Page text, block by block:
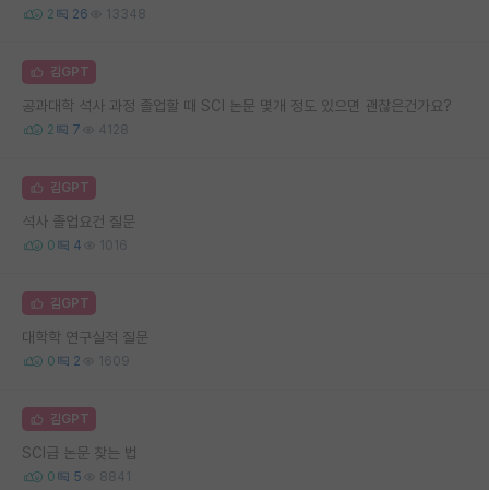
2 26 13348
김GPT
공과대학 석사 과정 졸업할 때 SCI 논문 몇개 정도 있으면 괜찮은건가요?
2 7 4128
김GPT
석사 졸업요건 질문
0 4 1016
김GPT
대학학 연구실적 질문
0 2 1609
김GPT
SCI급 논문 찾는 법
0 5 8841